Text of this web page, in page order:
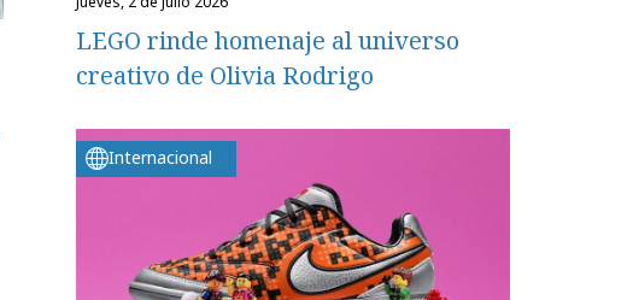
LEGO rinde homenaje al universo
creativo de Olivia Rodrigo
Internacional